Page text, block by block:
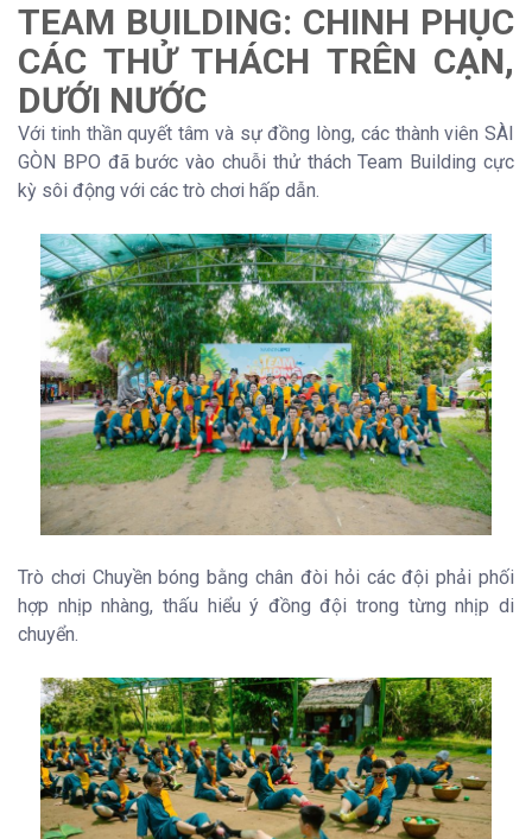
TEAM BUILDING: CHINH PHỤC
CÁC THỬ THÁCH TRÊN CẠN,
DƯỚI NƯỚC
Với tinh thần quyết tâm và sự đồng lòng, các thành viên SÀI
GÒN BPO đã bước vào chuỗi thử thách Team Building cực
kỳ sôi động với các trò chơi hấp dẫn.
Trò chơi Chuyền bóng bằng chân đòi hỏi các đội phải phối
hợp nhịp nhàng, thấu hiểu ý đồng đội trong từng nhịp di
chuyển.